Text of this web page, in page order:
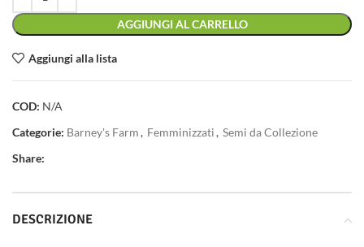
AGGIUNGI AL CARRELLO
Aggiungi alla lista
COD: N/A
Categorie: Barney's Farm, Femminizzati, Semi da Collezione
Share:
DESCRIZIONE